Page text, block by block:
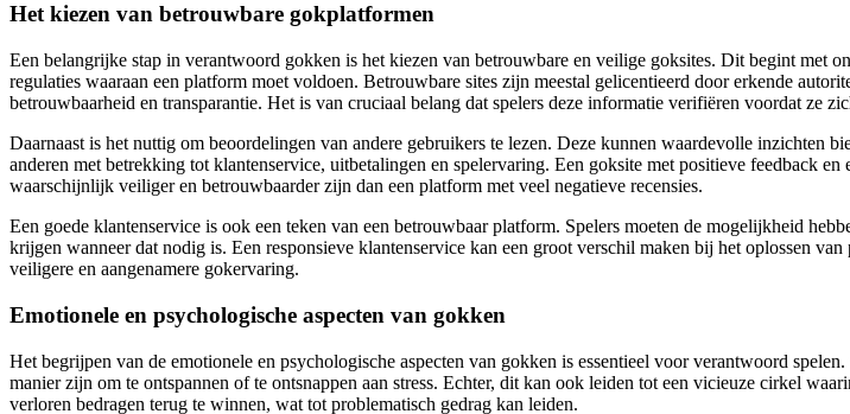
Het kiezen van betrouwbare gokplatformen
Een belangrijke stap in verantwoord gokken is het kiezen van betrouwbare en veilige goksites. Dit begint met
regulaties waaraan een platform moet voldoen. Betrouwbare sites zijn meestal gelicentieerd door erkende
betrouwbaarheid en transparantie. Het is van cruciaal belang dat spelers deze informatie verifiëren voordat ze
Daarnaast is het nuttig om beoordelingen van andere gebruikers te lezen. Deze kunnen waardevolle inzichten
anderen met betrekking tot klantenservice, uitbetalingen en spelervaring. Een goksite met positieve feedback en
waarschijnlijk veiliger en betrouwbaarder zijn dan een platform met veel negatieve recensies.
Een goede klantenservice is ook een teken van een betrouwbaar platform. Spelers moeten de mogelijkheid
krijgen wanneer dat nodig is. Een responsieve klantenservice kan een groot verschil maken bij het oplossen
veiligere en aangenamere gokervaring.
Emotionele en psychologische aspecten van gokken
Het begrijpen van de emotionele en psychologische aspecten van gokken is essentieel voor verantwoord
manier zijn om te ontspannen of te ontsnappen aan stress. Echter, dit kan ook leiden tot een vicieuze cirkel
verloren bedragen terug te winnen, wat tot problematisch gedrag kan leiden.